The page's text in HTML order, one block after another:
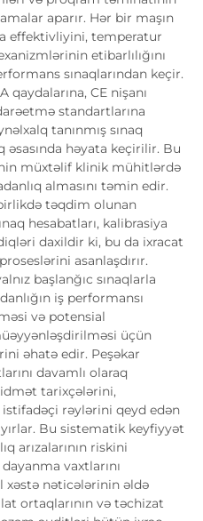
aparır. Hər bir maşın
effektivliyini, temperatur
etibarlılığını
sınaqlarından keçir.
CE nişanı
standartlarına
tanınmış sınaq
əsasında həyata keçirilir. Bu
müxtəlif klinik mühitlərdə
almasını təmin edir.
təqdim olunan
hesabatları, kalibrasiya
daxildir ki, bu da ixracat
asanlaşdırır.
başlanğıc sınaqlarla
iş performansı
və potensial
üçün
əhatə edir. Peşəkar
davamlı olaraq
tarixçələrini,
rəylərini qeyd edən
Bu sistematik keyfiyyət
arızalarının riskini
vaxtlarını
nəticələrinin əldə
ortaqlarının və təchizat